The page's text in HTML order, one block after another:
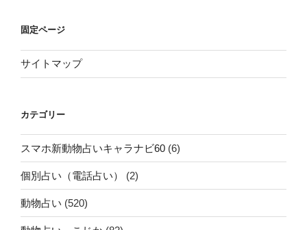
固定ページ
サイトマップ
カテゴリー
スマホ新動物占いキャラナビ60 (6)
個別占い（電話占い） (2)
動物占い (520)